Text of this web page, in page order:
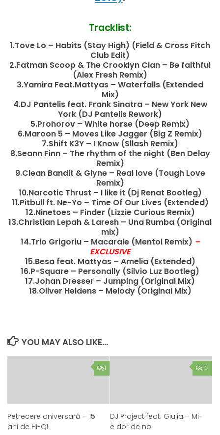
Tracklist:
1.Tove Lo – Habits (Stay High) (Field & Cross Fitch
Club Edit)
2.Fatman Scoop & The Crooklyn Clan – Be faithful
(Alex Fresh Remix)
3.Yamira Feat.Mattyas – Waterfalls (Extended
Mix)
4.DJ Pantelis feat. Frank Sinatra – New York New
York (DJ Pantelis Rework)
5.Prohorov – White horse (Deep Remix)
6.Maroon 5 – Moves Like Jagger (Big Z Remix)
7.Shift K3Y – I Know (Sllash Remix)
8.Seann Finn – The rhythm of the night (Ben Delay
Remix)
9.Clean Bandit & Glyne – Real love (Tough Love
Remix)
10.Narcotic Thrust – I like it (Dj Renat Bootleg)
11.Pitbull ft. Ne-Yo – Time Of Our Lives (Extended)
12.Ninetoes – Finder (Lizzie Curious Remix)
13.Christian Lepah & Laresh – Una Rumba (Original
mix)
14.Trio Grigoriu – Macarale (Mentol Remix) –
EXCLUSIVE
15.Besa feat. Mattyas – Amelia (Extended)
16.P-Square – Personally (Silvio Luz Bootleg)
17.Johan Dresser – Jumping (Original Mix)
18.Oliver Heldens – Melody (Original Mix)
YOU MAY ALSO LIKE...
1
Petrecere aniversară – 15
ani de Hi-Q!
12
DJ Project feat. Giulia – Mi-
e dor de noi